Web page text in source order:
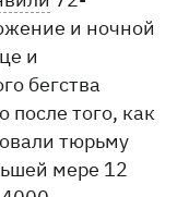
и ночной
и
бегства
того, как
тюрьму
мере 12